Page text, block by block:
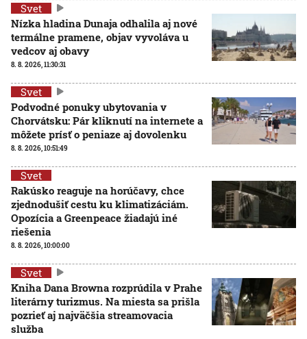
Svet
Nízka hladina Dunaja odhalila aj nové
termálne pramene, objav vyvoláva u
vedcov aj obavy
8. 8. 2026, 11:30:31
Svet
Podvodné ponuky ubytovania v
Chorvátsku: Pár kliknutí na internete a
môžete prísť o peniaze aj dovolenku
8. 8. 2026, 10:51:49
Svet
Rakúsko reaguje na horúčavy, chce
zjednodušiť cestu ku klimatizáciám.
Opozícia a Greenpeace žiadajú iné
riešenia
8. 8. 2026, 10:00:00
Svet
Kniha Dana Browna rozprúdila v Prahe
literárny turizmus. Na miesta sa prišla
pozrieť aj najväčšia streamovacia
služba